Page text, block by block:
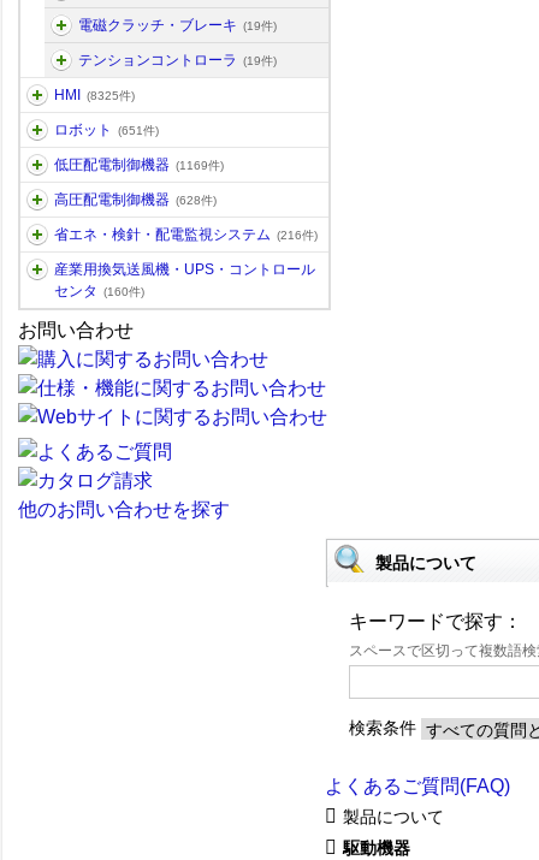
電磁クラッチ・ブレーキ (19件)
テンションコントローラ (19件)
HMI (8325件)
ロボット (651件)
低圧配電制御機器 (1169件)
高圧配電制御機器 (628件)
省エネ・検針・配電監視システム (216件)
産業用換気送風機・UPS・コントロール
センタ
(160件)
お問い合わせ
他のお問い合わせを探す
製品について
キーワードで探す：
スペースで区切って複数語
検索条件
よくあるご質問(FAQ)
製品について
駆動機器